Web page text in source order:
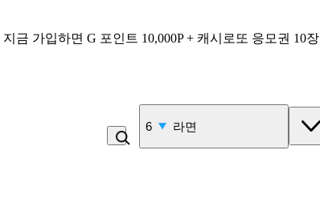
지금 가입하면 G 포인트 10,000P + 캐시로또 응모권 10장
7 커피